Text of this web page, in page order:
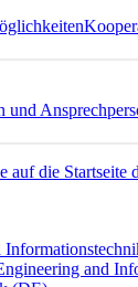
und
and